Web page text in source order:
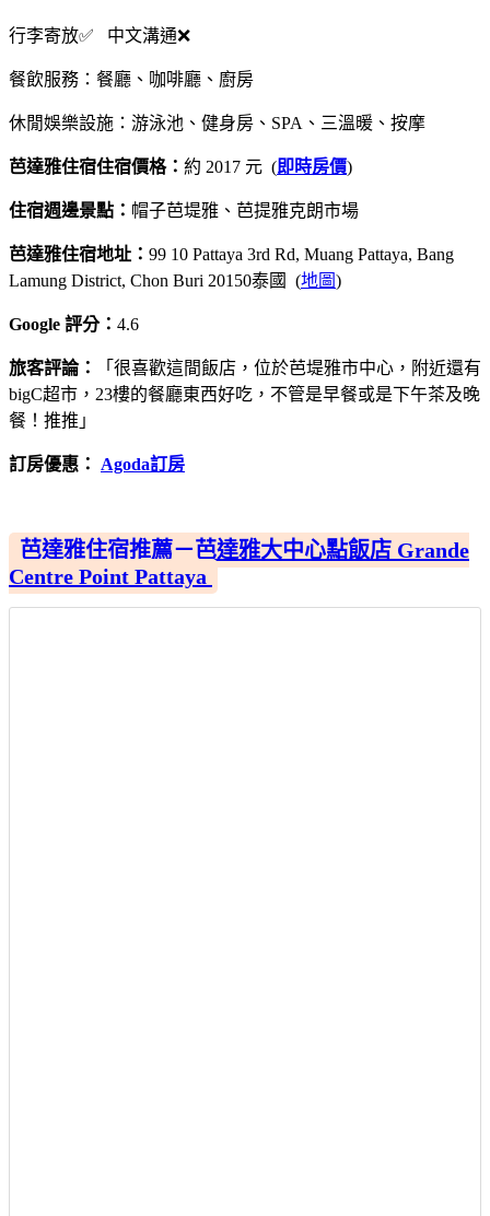
行李寄放✅ 中文溝通❌
餐飲服務：餐廳、咖啡廳、廚房
休閒娛樂設施：游泳池、健身房、SPA、三溫暖、按摩
芭達雅住宿住宿價格： 約 2017 元 (即時房價)
住宿週邊景點： 帽子芭堤雅、芭提雅克朗市場
芭達雅住宿地址： 99 10 Pattaya 3rd Rd, Muang Pattaya, Bang
Lamung District, Chon Buri 20150泰國 (地圖)
Google 評分： 4.6
旅客評論：
「很喜歡這間飯店，位於芭堤雅市中心，附近還有
bigC超市，23樓的餐廳東西好吃，不管是早餐或是下午茶及晚
餐！推推」
訂房優惠： Agoda訂房
芭達雅住宿推薦－芭達雅大中心點飯店 Grande
Centre Point Pattaya